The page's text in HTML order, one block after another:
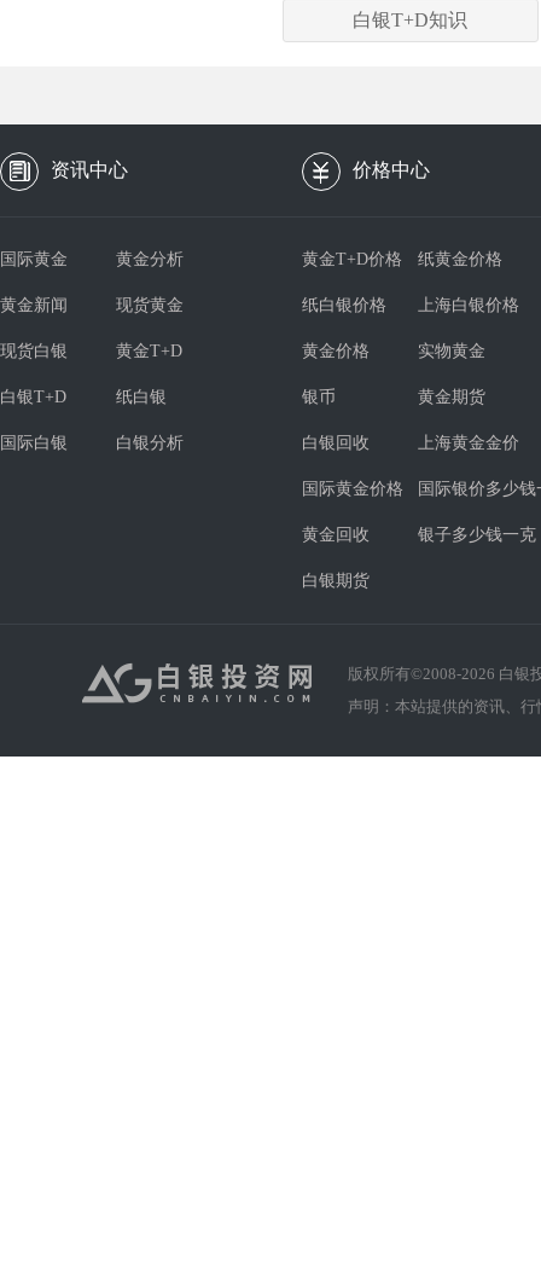
白银T+D知识
资讯中心 价格中心
国际黄金 黄金分析
黄金新闻 现货黄金
现货白银 黄金T+D
白银T+D 纸白银
国际白银 白银分析
黄金T+D价格 纸黄金价格
纸白银价格 上海白银价格
黄金价格 实物黄金
银币 黄金期货
白银回收 上海黄金金价
国际黄金价格 国际银价多少钱
黄金回收 银子多少钱一克
白银期货
版权所有©2008-2026 白银
声明：本站提供的资讯、